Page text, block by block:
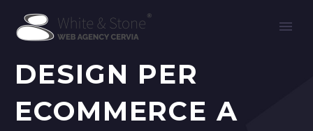
DESIGN PER
ECOMMERCE A